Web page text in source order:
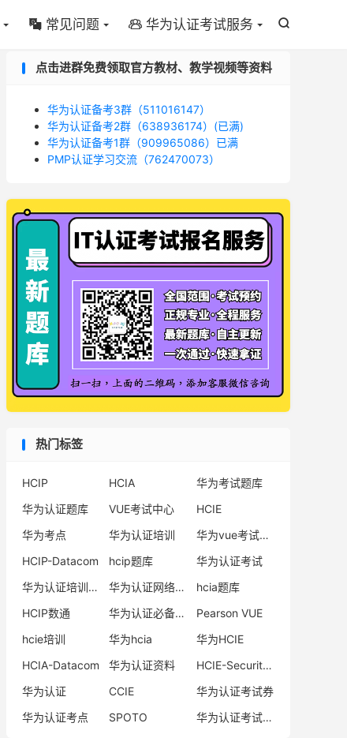

 常见问题  华为认证考试服务
点击进群免费领取官方教材、教学视频等资料
华为认证备考3群（511016147）
华为认证备考2群（638936174）(已满)
华为认证备考1群（909965086）已满
PMP认证学习交流（762470073）
热门标签
HCIP HCIA
华为考试题库
华为认证题库
VUE考试中心
HCIE
华为考点
华为认证培训
华为vue考试中心
HCIP-Datacom
hcip题库
华为认证考试
华为认证培训机构
华为认证网络工程师
hcia题库
HCIP数通
华为认证必备电子书系列
Pearson VUE
hcie培训
华为hcia
华为HCIE
HCIA-Datacom
华为认证资料
HCIE-Security备考指南
华为认证
CCIE
华为认证考试券
华为认证考点
SPOTO 华为认证考试费用